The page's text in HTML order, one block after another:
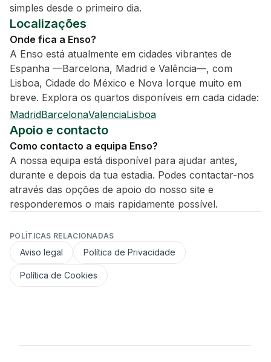
simples desde o primeiro dia.
Localizações
Onde fica a Enso?
A Enso está atualmente em cidades vibrantes de
Espanha —Barcelona, Madrid e Valência—, com
Lisboa, Cidade do México e Nova Iorque muito em
breve. Explora os quartos disponíveis em cada cidade:
MadridBarcelonaValenciaLisboa
Apoio e contacto
Como contacto a equipa Enso?
A nossa equipa está disponível para ajudar antes,
durante e depois da tua estadia. Podes contactar-nos
através das opções de apoio do nosso site e
responderemos o mais rapidamente possível.
POLÍTICAS RELACIONADAS
Aviso legal Política de Privacidade
Política de Cookies